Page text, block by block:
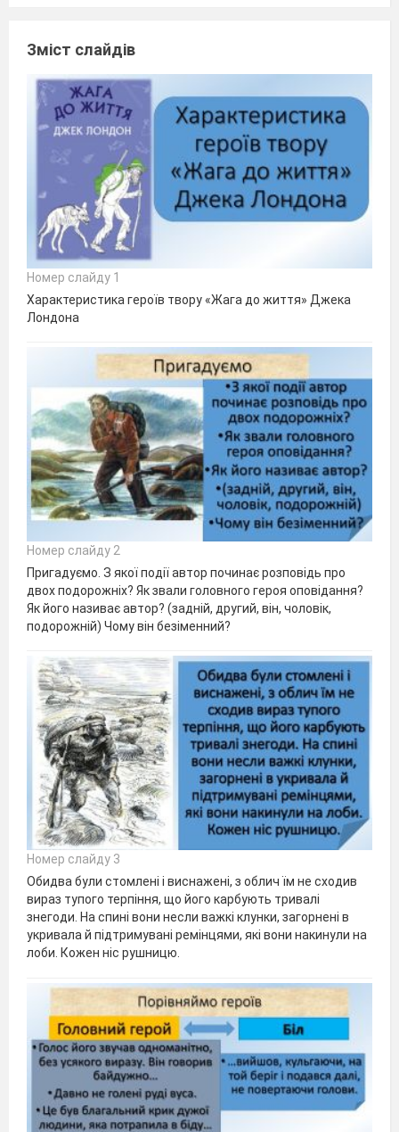
Зміст слайдів
Номер слайду 1
Характеристика героїв твору «Жага до життя» Джека
Лондона
Номер слайду 2
Пригадуємо. З якої події автор починає розповідь про
двох подорожніх? Як звали головного героя оповідання?
Як його називає автор? (задній, другий, він, чоловік,
подорожній) Чому він безіменний?
Номер слайду 3
Обидва були стомлені і виснажені, з облич їм не сходив
вираз тупого терпіння, що його карбують тривалі
знегоди. На спині вони несли важкі клунки, загорнені в
укривала й підтримувані ремінцями, які вони накинули на
лоби. Кожен ніс рушницю.